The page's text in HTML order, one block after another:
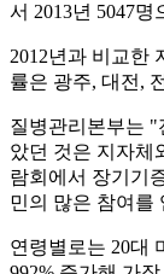
서 2013년 5047명
2012년과 비교한
률은 광주, 대전,
질병관리본부는 "
았던 것은 지자체
람회에서 장기기
민의 많은 참여를
연령별로는 20대